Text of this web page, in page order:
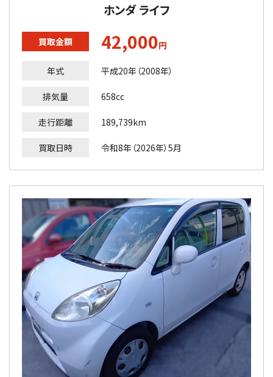
ホンダ ライフ
買取金額 42,000円
年式 平成20年（2008年）
排気量 658cc
走行距離 189,739km
買取日時 令和8年（2026年）5月